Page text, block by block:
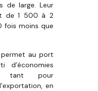
de large. Leur
de 1 500 à 2
fois moins que
au port
tant pour
en